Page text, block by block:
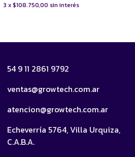
3 x$108.750,00 sin interés
54 9 11 2861 9792
ventas@growtech.com.ar
atencion@growtech.com.ar
Echeverría 5764, Villa Urquiza,
C.A.B.A.